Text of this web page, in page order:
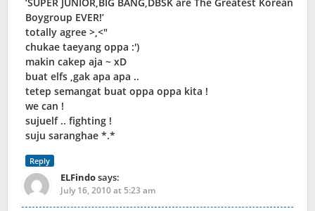
‘SUPER JUNIOR,BIG BANG,DBSK are The Greatest Korean
Boygroup EVER!’
totally agree >,<"
chukae taeyang oppa :')
makin cakep aja ~ xD
buat elfs ,gak apa apa ..
tetep semangat buat oppa oppa kita !
we can !
sujuelf .. fighting !
suju saranghae *.*
Reply
ELFindosays:
July 16, 2010 at 5:23 am